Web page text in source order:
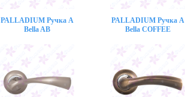
PALLADIUM Ручка A
Bella AB
PALLADIUM Ручка A
Bella COFFEE